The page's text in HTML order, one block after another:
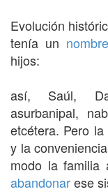
Evolución
tenía un
hijos:
así, Saúl,
asurbanipal,
etcétera. Pero
y la
modo la familia
abandonarese